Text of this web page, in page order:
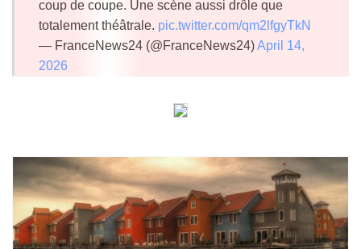
coup de coupe. Une scène aussi drôle que
totalement théâtrale. pic.twitter.com/qm2lfgyTkN
— FranceNews24 (@FranceNews24)April 14,
2026